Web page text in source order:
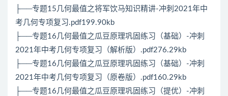
├──专题15几何最值之将军饮马知识精讲-冲刺2021年中
考几何专项复习.pdf199.90kb
├──专题16几何最值之瓜豆原理巩固练习（基础）-冲刺
2021年中考几何专项复习（解析版）.pdf276.29kb
├──专题16几何最值之瓜豆原理巩固练习（基础）-冲刺
2021年中考几何专项复习（原卷版）.pdf160.29kb
├──专题16几何最值之瓜豆原理巩固练习（提优）-冲刺